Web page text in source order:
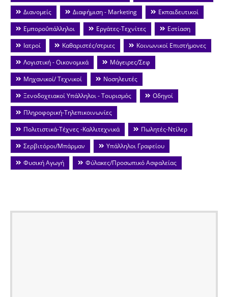
Διανομείς
Διαφήμιση - Marketing
Εκπαιδευτικοί
Εμποροΰπάλληλοι
Εργάτες-Τεχνίτες
Εστίαση
Ιατροί
Καθαριστές/στριες
Κοινωνικοί Επιστήμονες
Λογιστική - Οικονομικά
Μάγειρες/Σεφ
Μηχανικοί/ Τεχνικοί
Νοσηλευτές
Ξενοδοχειακοί Υπάλληλοι - Τουρισμός
Οδηγοί
Πληροφορική-Τηλεπικοινωνίες
Πολιτιστικά-Τέχνες -Καλλιτεχνικά
Πωλητές-Ντίλερ
Σερβιτόροι/Μπάρμαν
Υπάλληλοι Γραφείου
Φυσική Αγωγή
Φύλακες/Προσωπικό Ασφαλείας